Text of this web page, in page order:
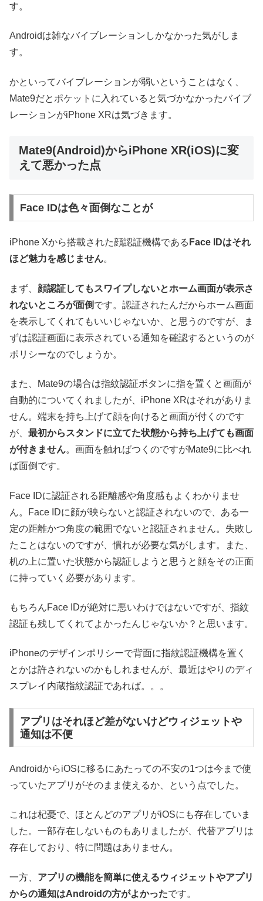
す。
Androidは雑なバイブレーションしかなかった気がしま
す。
かといってバイブレーションが弱いということはなく、
Mate9だとポケットに入れていると気づかなかったバイブ
レーションがiPhone XRは気づきます。
Mate9(Android)からiPhone XR(iOS)に変
えて悪かった点
Face IDは色々面倒なことが
iPhone Xから搭載された顔認証機構である Face IDはそれ
ほど魅力を感じません。
まず、 顔認証してもスワイプしないとホーム画面が表示さ
れないところが面倒です。認証されたんだからホーム画面
を表示してくれてもいいじゃないか、と思うのですが、ま
ずは認証画面に表示されている通知を確認するというのが
ポリシーなのでしょうか。
また、Mate9の場合は指紋認証ボタンに指を置くと画面が
自動的についてくれましたが、iPhone XRはそれがありま
せん。端末を持ち上げて顔を向けると画面が付くのです
が、 最初からスタンドに立てた状態から持ち上げても画面
が付きません。画面を触ればつくのですがMate9に比べれ
ば面倒です。
Face IDに認証される距離感や角度感もよくわかりませ
ん。Face IDに顔が映らないと認証されないので、ある一
定の距離かつ角度の範囲でないと認証されません。失敗し
たことはないのですが、慣れが必要な気がします。また、
机の上に置いた状態から認証しようと思うと顔をその正面
に持っていく必要があります。
もちろんFace IDが絶対に悪いわけではないですが、指紋
認証も残してくれてよかったんじゃないか？と思います。
iPhoneのデザインポリシーで背面に指紋認証機構を置く
とかは許されないのかもしれませんが、最近はやりのディ
スプレイ内蔵指紋認証であれば。。。
アプリはそれほど差がないけどウィジェットや
通知は不便
AndroidからiOSに移るにあたっての不安の1つは今まで使
っていたアプリがそのまま使えるか、という点でした。
これは杞憂で、ほとんどのアプリがiOSにも存在していま
した。一部存在しないものもありましたが、代替アプリは
存在しており、特に問題はありません。
一方、 アプリの機能を簡単に使えるウィジェットやアプリ
からの通知はAndroidの方がよかったです。